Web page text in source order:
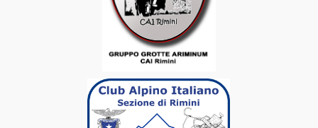
Scale delle Difficoltà
Repubblica di San Marino